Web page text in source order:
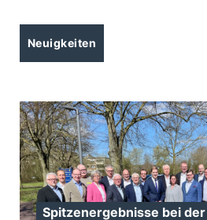
Neuigkeiten
Spitzenergebnisse bei der